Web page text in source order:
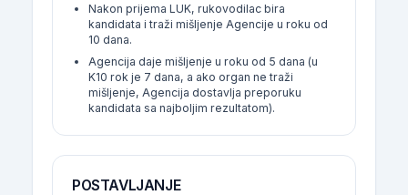
Nakon prijema LUK, rukovodilac bira
kandidata i traži mišljenje Agencije u roku od
10 dana.
Agencija daje mišljenje u roku od 5 dana (u
K10 rok je 7 dana, a ako organ ne traži
mišljenje, Agencija dostavlja preporuku
kandidata sa najboljim rezultatom).
POSTAVLJANJE